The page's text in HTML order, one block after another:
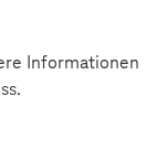
Informationen